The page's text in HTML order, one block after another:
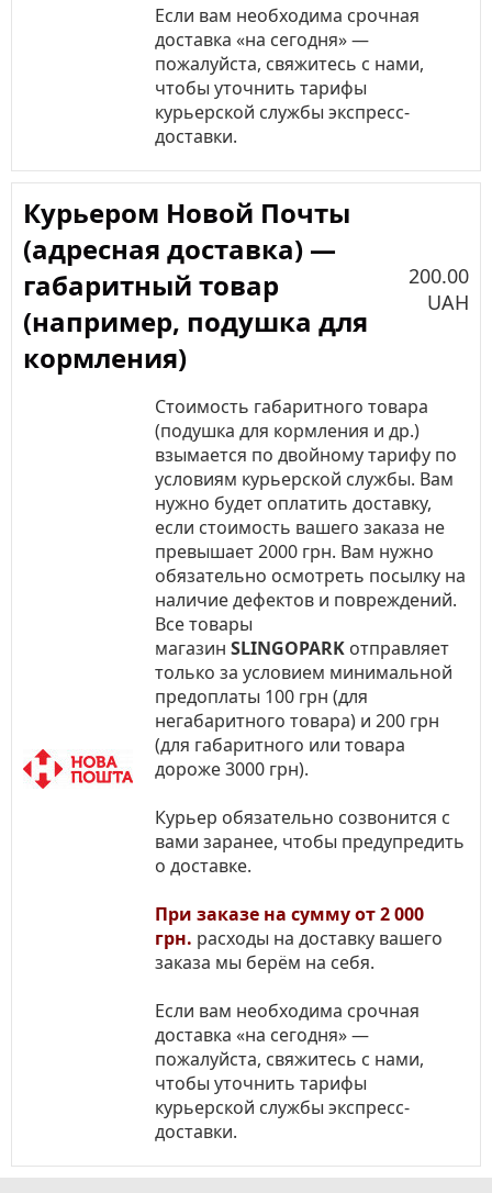
Если вам необходима срочная
доставка «на сегодня» —
пожалуйста, свяжитесь с нами,
чтобы уточнить тарифы
курьерской службы экспресс-
доставки.
Курьером Новой Почты
(адресная доставка) —
габаритный товар
(например, подушка для
кормления)
200.00
UAH
Стоимость габаритного товара
(подушка для кормления и др.)
взымается по двойному тарифу по
условиям курьерской службы. Вам
нужно будет оплатить доставку,
если стоимость вашего заказа не
превышает 2000 грн. Вам нужно
обязательно осмотреть посылку на
наличие дефектов и повреждений.
Все товары
магазин SLINGOPARK отправляет
только за условием минимальной
предоплаты 100 грн (для
негабаритного товара) и 200 грн
(для габаритного или товара
дороже 3000 грн).
Курьер обязательно созвонится с
вами заранее, чтобы предупредить
о доставке.
При заказе на сумму от 2 000
грн. расходы на доставку вашего
заказа мы берём на себя.
Если вам необходима срочная
доставка «на сегодня» —
пожалуйста, свяжитесь с нами,
чтобы уточнить тарифы
курьерской службы экспресс-
доставки.